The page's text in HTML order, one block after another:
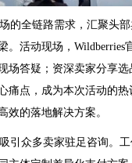
的全链路需求，汇聚头
。活动现场，
场答疑；资深卖家分享
痛点，成为本次活动的
效的落地解决方案。
引众多卖家驻足咨询。